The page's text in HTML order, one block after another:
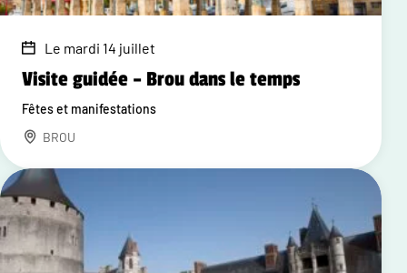
Le mardi 14 juillet
Visite guidée – Brou dans le temps
Fêtes et manifestations
BROU